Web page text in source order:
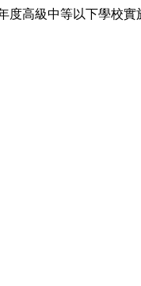
度高級中等以下學校